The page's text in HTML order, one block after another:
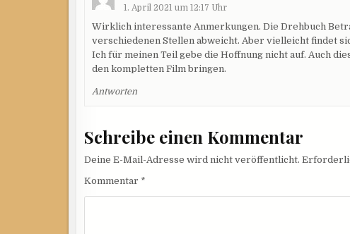
1. April 2021 um 12:17 Uhr
Wirklich interessante Anmerkungen. Die Drehbuch
verschiedenen Stellen abweicht. Aber vielleicht findet
Ich für meinen Teil gebe die Hoffnung nicht auf. Auch
den kompletten Film bringen.
Antworten
Schreibe einen Kommentar
Deine E-Mail-Adresse wird nicht veröffentlicht.
Kommentar *